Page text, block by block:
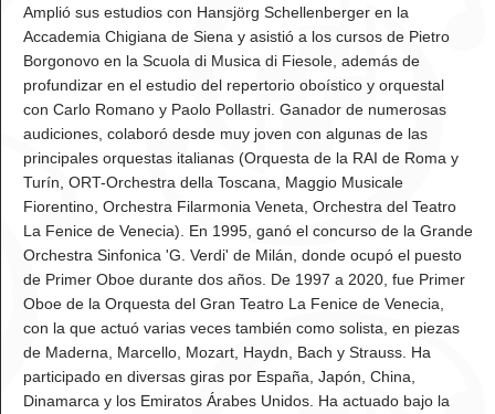
Amplió sus estudios con Hansjörg Schellenberger en la
Accademia Chigiana de Siena y asistió a los cursos de Pietro
Borgonovo en la Scuola di Musica di Fiesole, además de
profundizar en el estudio del repertorio oboístico y orquestal
con Carlo Romano y Paolo Pollastri. Ganador de numerosas
audiciones, colaboró desde muy joven con algunas de las
principales orquestas italianas (Orquesta de la RAI de Roma y
Turín, ORT-Orchestra della Toscana, Maggio Musicale
Fiorentino, Orchestra Filarmonia Veneta, Orchestra del Teatro
La Fenice de Venecia). En 1995, ganó el concurso de la Grande
Orchestra Sinfonica 'G. Verdi' de Milán, donde ocupó el puesto
de Primer Oboe durante dos años. De 1997 a 2020, fue Primer
Oboe de la Orquesta del Gran Teatro La Fenice de Venecia,
con la que actuó varias veces también como solista, en piezas
de Maderna, Marcello, Mozart, Haydn, Bach y Strauss. Ha
participado en diversas giras por España, Japón, China,
Dinamarca y los Emiratos Árabes Unidos. Ha actuado bajo la